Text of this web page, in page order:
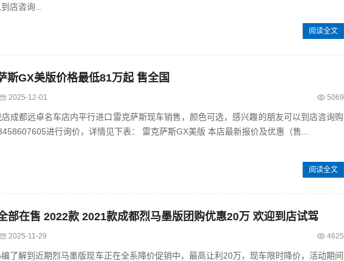
店咨询...
阅读全文
斯GX美版价格最低81万起 售全国
2025-12-01 5069
都远卓名车店内平行进口雷克萨斯现车销售，颜色可选，感兴趣的朋友可以到店咨询购
买，或致电13458607605进行询价，详情见下表： 雷克萨斯GX美版 本店最新报价及优惠（售...
阅读全文
部在售 2022款 2021款成都烈马墨版团购优惠20万 欢迎到店试驾
2025-11-29 4625
解到近期烈马墨版现车正在全系降价促销中，最高让利20万，现车限时降价，活动期间